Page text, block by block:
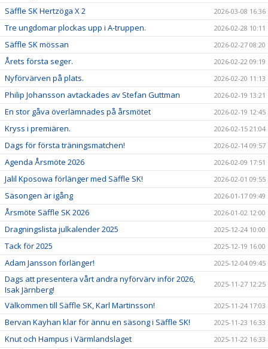
Säffle SK Hertzöga X 2 2026-03-08 16:36
Tre ungdomar plockas upp i A-truppen. 2026-02-28 10:11
Säffle SK mössan 2026-02-27 08:20
Årets första seger. 2026-02-22 09:19
Nyförvärven på plats. 2026-02-20 11:13
Philip Johansson avtackades av Stefan Guttman 2026-02-19 13:21
En stor gåva överlämnades på årsmötet 2026-02-19 12:45
Kryss i premiären. 2026-02-15 21:04
Dags för första träningsmatchen! 2026-02-14 09:57
Agenda Årsmöte 2026 2026-02-09 17:51
Jalil Kposowa förlänger med Säffle SK! 2026-02-01 09:55
Säsongen är igång 2026-01-17 09:49
Årsmöte Säffle SK 2026 2026-01-02 12:00
Dragningslista julkalender 2025 2025-12-24 10:00
Tack för 2025 2025-12-19 16:00
Adam Jansson förlänger! 2025-12-04 09:45
Dags att presentera vårt andra nyförvärv inför 2026,
Isak Järnberg!
2025-11-27 12:25
Välkommen till Säffle SK, Karl Martinsson! 2025-11-24 17:03
Bervan Kayhan klar för ännu en säsong i Säffle SK! 2025-11-23 16:33
Knut och Hampus i Värmlandslaget 2025-11-22 16:33